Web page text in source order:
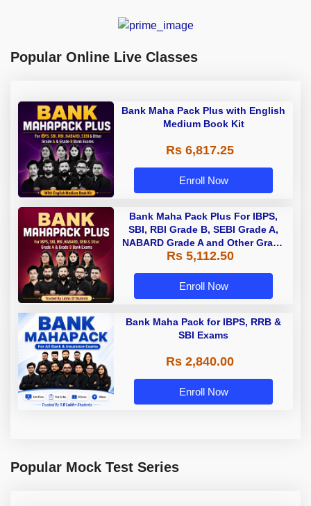
Popular Online Live Classes
Bank Maha Pack Plus with English
Medium Book Kit
Rs 6,817.25
Enroll Now
Bank Maha Pack Plus For IBPS,
SBI, RBI Grade B, SEBI Grade A,
NABARD Grade A and Other Grade
A & Grade B Bank Exams
Rs 5,112.50
Enroll Now
Bank Maha Pack for IBPS, RRB &
SBI Exams
Rs 2,840.00
Enroll Now
Popular Mock Test Series